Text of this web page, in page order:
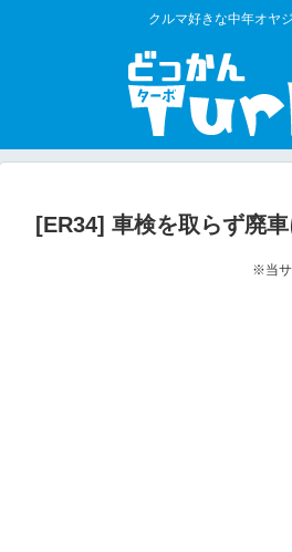
クルマ好きな中年オヤ
[ER34] 車検を取らず廃
※当サ